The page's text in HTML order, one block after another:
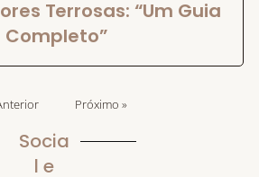
Terrosas: “Um Guia
Completo”
Próximo »
Socia
l e